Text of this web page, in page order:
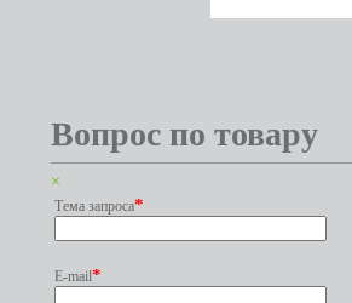
Вопрос по товару
×
Тема запроса*
E-mail*